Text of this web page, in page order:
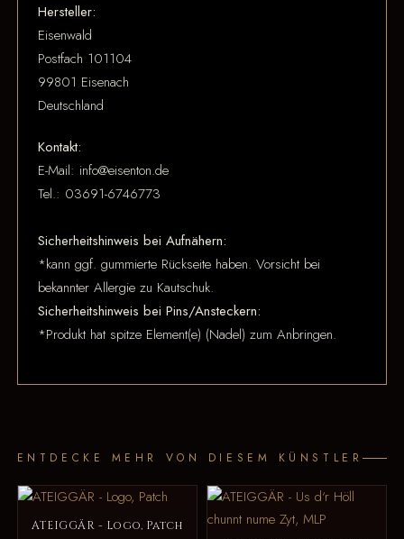
Hersteller:
Eisenwald
Postfach 101104
99801 Eisenach
Deutschland
Kontakt:
E-Mail: info@eisenton.de
Tel.: 03691-6746773
Sicherheitshinweis bei Aufnähern:
*kann ggf. gummierte Rückseite haben. Vorsicht bei
bekannter Allergie zu Kautschuk.
Sicherheitshinweis bei Pins/Ansteckern:
*Produkt hat spitze Element(e) (Nadel) zum Anbringen.
ENTDECKE MEHR VON DIESEM KÜNSTLER
ATEIGGÄR - Logo, Patch